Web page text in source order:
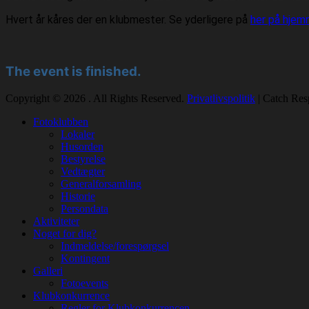
Hvert år kåres der en klubmester. Se yderligere på her på
The event is finished.
Copyright © 2026 . All Rights Reserved. Privatlivspolitik | Catch
Fotoklubben
Lokaler
Husorden
Bestyrelse
Vedtægter
Generalforsamling
Historie
Persondata
Aktiviteter
Noget for dig?
Indmeldelse/forespørgsel
Kontingent
Galleri
Fotoevents
Klubkonkurrence